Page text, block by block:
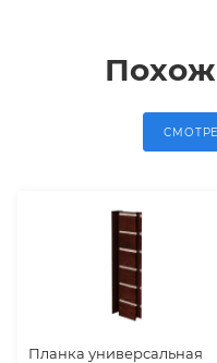
Планка универсальная